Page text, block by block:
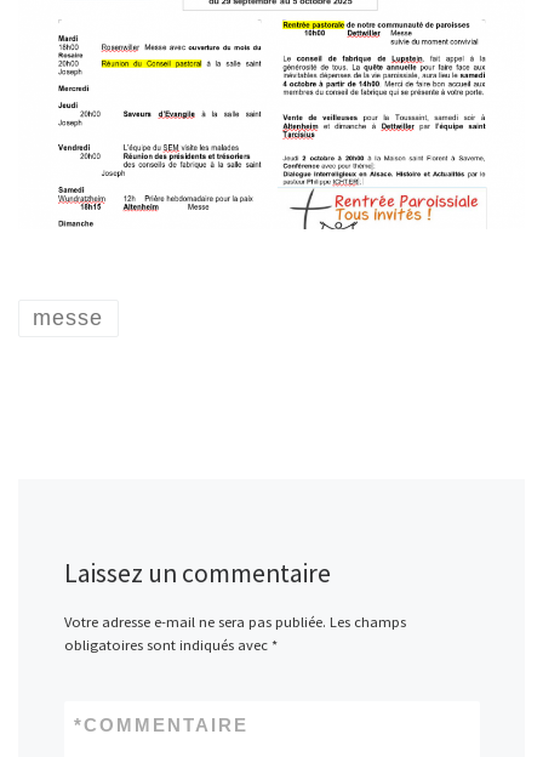
messe
Laissez un commentaire
Votre adresse e-mail ne sera pas publiée. Les champs
obligatoires sont indiqués avec *
COMMENTAIRE
*